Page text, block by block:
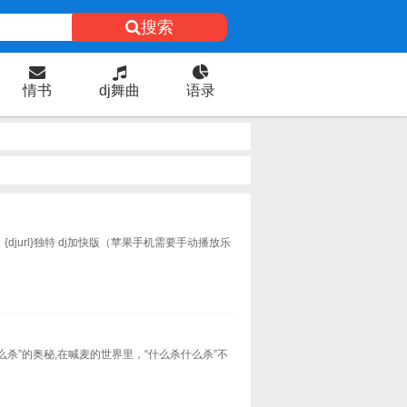
搜索
情书 dj舞曲 语录
独特 dj加快版（苹果手机需要手动播放乐
杀”的奥秘,在喊麦的世界里，“什么杀什么杀”不